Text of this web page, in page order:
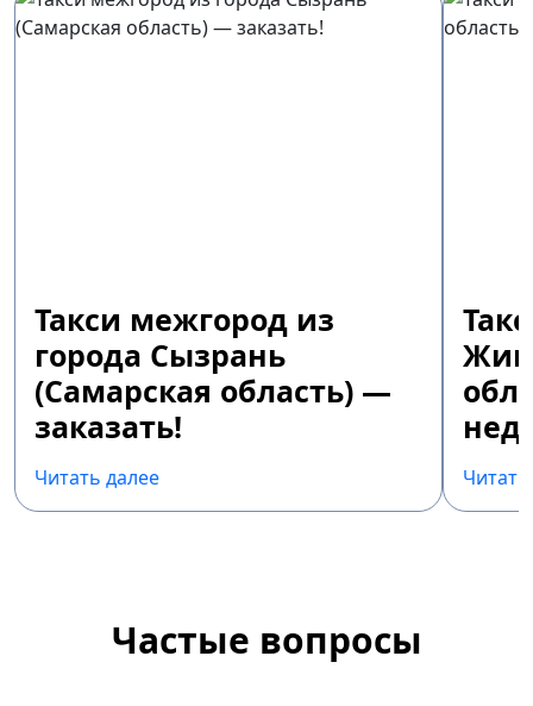
Такси межгород из
города Сызрань
(Самарская область) —
заказать!
Читать далее
Частые вопросы